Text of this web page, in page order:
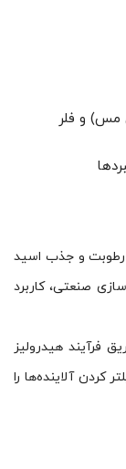
مس) و فلر
رطوبت و جذب اسید
صنعتی، کاربرد
فرآیند هیدرولیز
آلاینده‌ها را